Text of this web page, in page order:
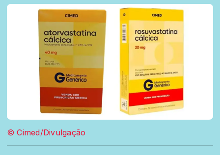
© Cimed/Divulgação